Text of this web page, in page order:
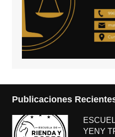
Publicaciones
YENY